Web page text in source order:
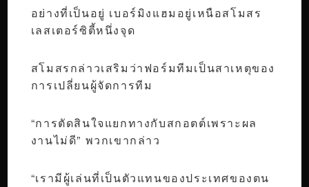
อย่างที่เป็นอยู่ เบอร์มิงแฮมอยู่เหนือสโมสร
เลสเตอร์ซิตี้หนึ่งจุด
สโมสรกล่าวเสริมว่าฟอร์มทีมเป็นสาเหตุของ
การเปลี่ยนผู้จัดการทีม
“การตัดสินใจแยกทางกับสกอตต์เพราะผล
งานไม่ดี” พวกเขากล่าว
“เรามีผู้เล่นที่เป็นตัวแทนของประเทศของตน